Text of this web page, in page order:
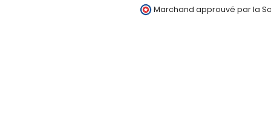
Marchand approuvé par la